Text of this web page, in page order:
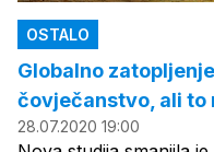
OSTALO
Globalno
čovječanstvo, ali to
28.07.2020 19:00